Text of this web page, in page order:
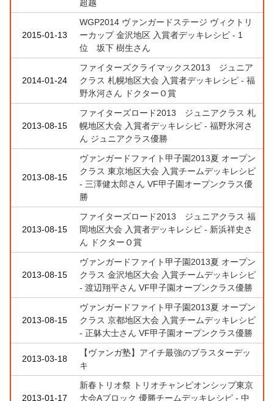
超越
2015-01-13
WGP2014 ヴァンガードステージ ヴィクトリ
ーカップ 金沢地区 入賞者デッキレシピ - 1
位 坂下 樹生さん
2014-01-24
ファイターズクライマックス2013 ジュニア
クラス 札幌地区大会 入賞者デッキレシピ - 福
野氷河さん ドクターＯ賞
2013-08-15
ファイターズロード2013 ジュニアクラス 札
幌地区大会 入賞者デッキレシピ - 福野氷河さ
ん ジュニアクラス優勝
2013-08-15
ヴァンガードファイト甲子園2013夏 オープン
クラス 東京地区大会 入賞チームデッキレシピ
- 三澤健太郎さん VF甲子園オープンクラス優
勝
2013-08-15
ファイターズロード2013 ジュニアクラス 福
岡地区大会 入賞者デッキレシピ - 新浜祥史さ
ん ドクターＯ賞
2013-08-15
ヴァンガードファイト甲子園2013夏 オープン
クラス 金沢地区大会 入賞チームデッキレシピ
- 渡辺翔平さん VF甲子園オープンクラス優勝
2013-08-15
ヴァンガードファイト甲子園2013夏 オープン
クラス 京都地区大会 入賞チームデッキレシピ
- 正躰大士さん VF甲子園オープンクラス優勝
2013-03-18
【ヴァンガ塾】アイチ最強のブラスターデッ
キ
2013-01-17
新春トリオ祭 トリオチャンピオンシップ東京
大会Aブロック 優勝チームデッキレシピ - 中